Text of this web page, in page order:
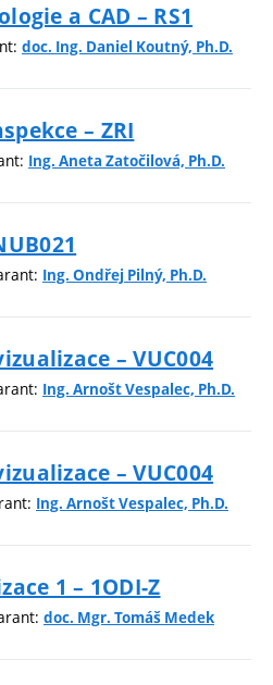
a CAD – RS1
doc. Ing. Daniel Koutný, Ph.D.
– ZRI
Ing. Aneta Zatočilová, Ph.D.
Ing. Ondřej Pilný, Ph.D.
– VUC004
Ing. Arnošt Vespalec, Ph.D.
– VUC004
Ing. Arnošt Vespalec, Ph.D.
1 – 1ODI-Z
doc. Mgr. Tomáš Medek